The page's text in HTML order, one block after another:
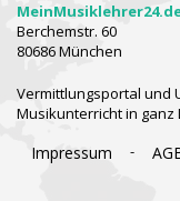
Berchemstr. 60
80686 München
Vermittlungsportal und
Musikunterricht in ganz
Impressum -